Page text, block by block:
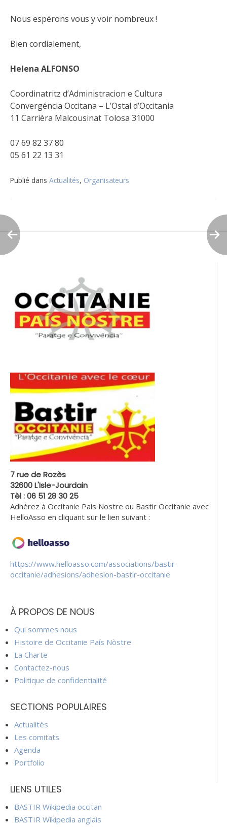
Nous espérons vous y voir nombreux !
Bien cordialement,
Helena ALFONSO
Coordinatritz d’Administracion e Cultura
Convergéncia Occitana – L’Ostal d’Occitania
11 Carrièra Malcousinat Tolosa 31000
07 69 82 37 80
05 61 22 13 31
Publié dans Actualités, Organisateurs
de
l’article
7 rue de Rozès
32600 L'Isle-Jourdain
Tèl : 06 51 28 30 25
Adhérez à Occitanie Pais Nostre ou Bastir Occitanie avec
HelloAsso en cliquant sur le lien suivant :
https://www.helloasso.com/associations/bastir-
occitanie/adhesions/adhesion-bastir-occitanie
À PROPOS DE NOUS
Qui sommes nous
Histoire de Occitanie País Nòstre
La Charte
Contactez-nous
Politique de confidentialité
SECTIONS POPULAIRES
Actualités
Les comitats
Agenda
Portfolio
LIENS UTILES
BASTIR Wikipedia occitan
BASTIR Wikipedia anglais